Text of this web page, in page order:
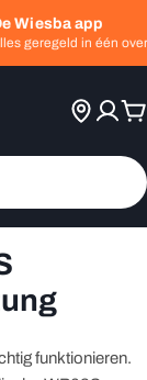
Wiesba app
geregeld in één
funktionieren.